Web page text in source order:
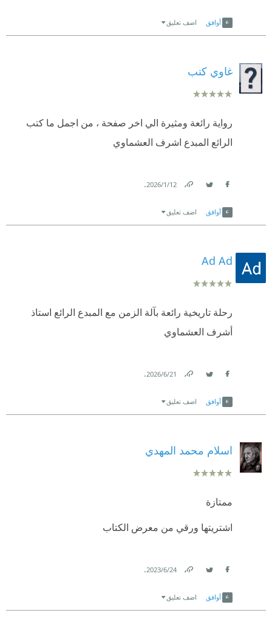
أوافق اضف تعليق
غاوي كتب
رواية رائعة ومثيرة الي اخر صفحة ، من اجمل ما كتب
الرائع المبدع اشرف العشماوي
12‏/1‏/2026
.
أوافق اضف تعليق
Ad Ad
رحلة تاريخية رائعة بآلة الزمن مع المبدع الرائع استاذ
أشرف العشماوي
21‏/6‏/2026
.
أوافق اضف تعليق
اسلام محمد المهدي
ممتازة
اشتريتها ورقي من معرض الكتاب
24‏/6‏/2023
.
أوافق اضف تعليق